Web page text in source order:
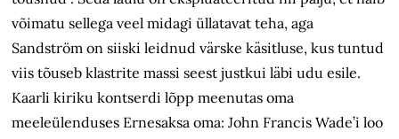
võimatu sellega veel midagi üllatavat teha, aga
Sandström on siiski leidnud värske käsitluse, kus tuntud
viis tõuseb klastrite massi seest justkui läbi udu esile.
Kaarli kiriku kontserdi lõpp meenutas oma
meeleülenduses Ernesaksa oma: John Francis Wade’i loo